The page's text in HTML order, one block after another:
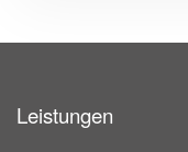
Leistungen